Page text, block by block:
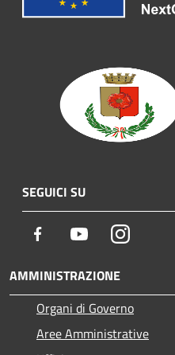
SEGUICI SU
Facebook YoutubeInstagram
AMMINISTRAZIONE
Organi di Governo
Aree Amministrative